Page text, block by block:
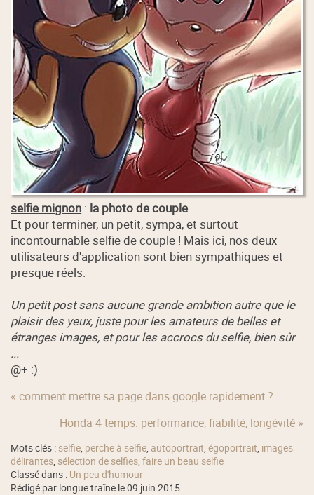
selfie mignon : la photo de couple .
Et pour terminer, un petit, sympa, et surtout
incontournable selfie de couple ! Mais ici, nos deux
utilisateurs d'application sont bien sympathiques et
presque réels.
Un petit post sans aucune grande ambition autre que le
plaisir des yeux, juste pour les amateurs de belles et
étranges images, et pour les accrocs du selfie, bien sûr
...
@+ :)
« comment mettre sa page dans google rapidement ?
Honda 4 temps: performance, fiabilité, longévité »
Mots clés : selfie, perche à selfie, autoportrait,égoportrait, images
délirantes, sélection de selfies,faire un beau selfie
Classé dans : Un peu d'humour
Rédigé par longue traîne le 09 juin 2015